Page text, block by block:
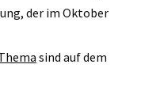
der im Oktober
sind auf dem